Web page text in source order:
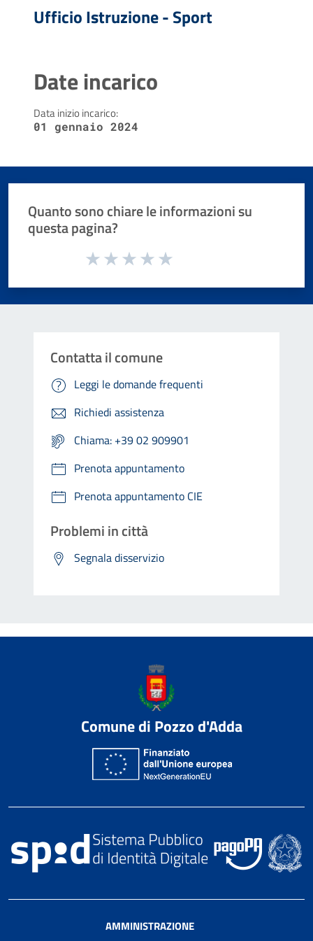
Ufficio Istruzione - Sport
Date incarico
Data inizio incarico:
01 gennaio 2024
Quanto sono chiare le informazioni su
questa pagina?
Valuta da 1 a 5 stelle la pagina
Contatta il comune
Leggi le domande frequenti
Richiedi assistenza
Chiama: +39 02 909901
Prenota appuntamento
Prenota appuntamento CIE
Problemi in città
Segnala disservizio
Comune di Pozzo d'Adda
AMMINISTRAZIONE